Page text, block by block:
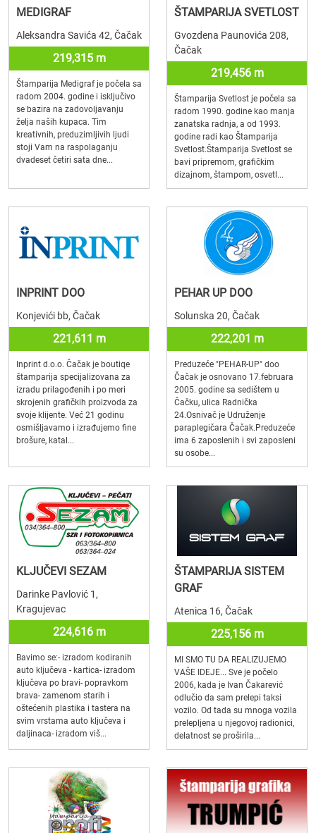
MEDIGRAF
Aleksandra Savića 42, Čačak
219,315 m
Štamparija Medigraf je počela sa
radom 2004. godine i isključivo
se bazira na zadovoljavanju
želja naših kupaca. Tim
kreativnih, preduzimljivih ljudi
stoji Vam na raspolaganju
dvadeset četiri sata dne...
ŠTAMPARIJA SVETLOST
Gvozdena Paunovića 208,
Čačak
219,456 m
Štamparija Svetlost je počela sa
radom 1990. godine kao manja
zanatska radnja, a od 1993.
godine radi kao Štamparija
Svetlost.Štamparija Svetlost se
bavi pripremom, grafičkim
dizajnom, štampom, osvetl...
INPRINT DOO
Konjevići bb, Čačak
221,611 m
Inprint d.o.o. Čačak je boutiqe
štamparija specijalizovana za
izradu prilagođenih i po meri
skrojenih grafičkih proizvoda za
svoje klijente. Već 21 godinu
osmišljavamo i izrađujemo fine
brošure, katal...
PEHAR UP DOO
Solunska 20, Čačak
222,201 m
Preduzeće "PEHAR-UP" doo
Čačak je osnovano 17.februara
2005. godine sa sedištem u
Čačku, ulica Radnička
24.Osnivač je Udruženje
paraplegičara Čačak.Preduzeće
ima 6 zaposlenih i svi zaposleni
su osobe...
KLJUČEVI SEZAM
Darinke Pavlović 1,
Kragujevac
224,616 m
Bavimo se:- izradom kodiranih
auto ključeva - kartica- izradom
ključeva po bravi- popravkom
brava- zamenom starih i
oštećenih plastika i tastera na
svim vrstama auto ključeva i
daljinaca- izradom viš...
ŠTAMPARIJA SISTEM
GRAF
Atenica 16, Čačak
225,156 m
MI SMO TU DA REALIZUJEMO
VAŠE IDEJE... Sve je počelo
2006, kada je Ivan Čakarević
odlučio da sam prelepi taksi
vozilo. Od tada su mnoga vozila
prelepljena u njegovoj radionici,
delatnost se proširila...